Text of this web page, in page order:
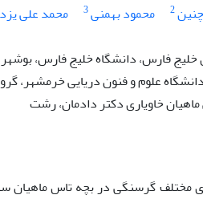
2 محمود بهمنی3 محمد علی
فارس، دانشگاه خلیج فارس، بوشهر
علوم و فنون دریایی خرمشهر،
ماهیان خاویاری دکتر دادمان، رشت